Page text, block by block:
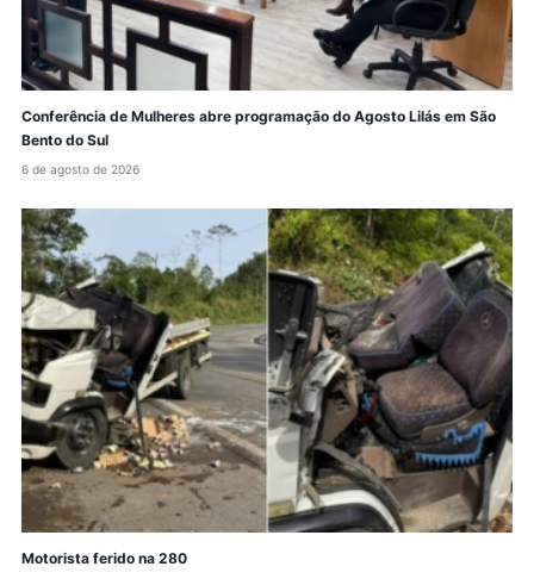
Conferência de Mulheres abre programação do Agosto Lilás em São
Bento do Sul
6 de agosto de 2026
Motorista ferido na 280